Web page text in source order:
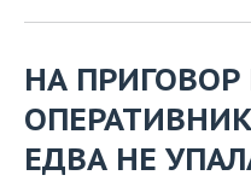
НА
ЕДВА НЕ